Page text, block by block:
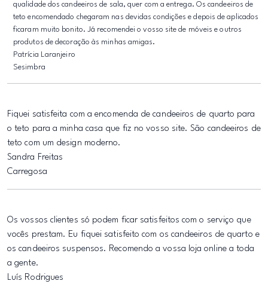
qualidade dos candeeiros de sala, quer com a entrega. Os candeeiros de
teto encomendado chegaram nas devidas condições e depois de aplicados
ficaram muito bonito. Já recomendei o vosso site de móveis e outros
produtos de decoração às minhas amigas.
Patrícia Laranjeiro
Sesimbra
Fiquei satisfeita com a encomenda de candeeiros de quarto para
o teto para a minha casa que fiz no vosso site. São candeeiros de
teto com um design moderno.
Sandra Freitas
Carregosa
Os vossos clientes só podem ficar satisfeitos com o serviço que
vocês prestam. Eu fiquei satisfeito com os candeeiros de quarto e
os candeeiros suspensos. Recomendo a vossa loja online a toda
a gente.
Luís Rodrigues